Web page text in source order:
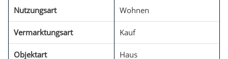
Nutzungsart Wohnen
Vermarktungsart Kauf
Objektart Haus